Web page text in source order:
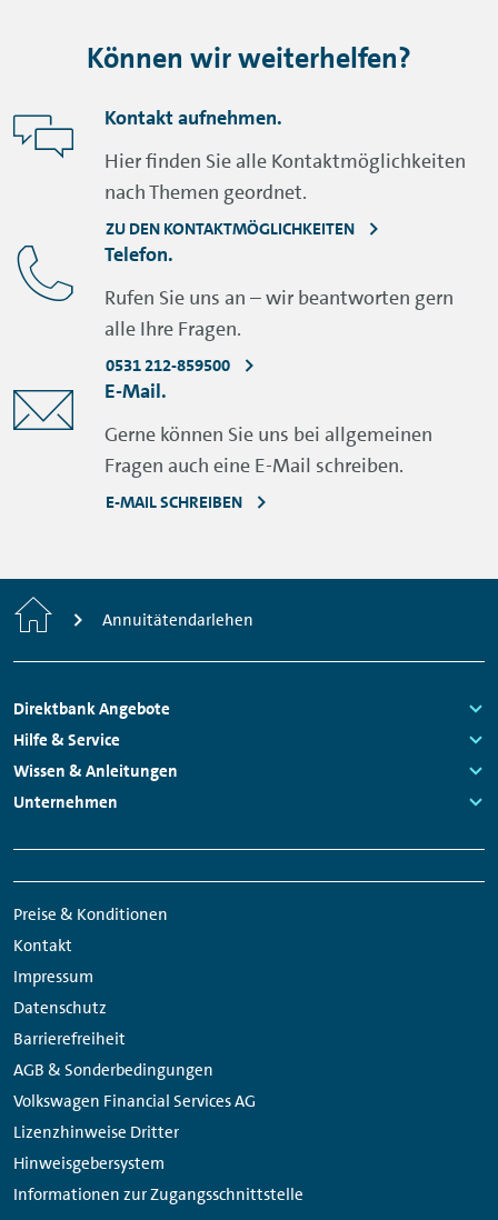
Können wir weiterhelfen?
Kontakt aufnehmen.
Hier finden Sie alle Kontaktmöglichkeiten
nach Themen geordnet.
ZU DEN KONTAKTMÖGLICHKEITEN
Telefon.
Rufen Sie uns an – wir beantworten gern
alle Ihre Fragen.
0531 212-859500
E-Mail.
Gerne können Sie uns bei allgemeinen
Fragen auch eine E-Mail schreiben.
E-MAIL SCHREIBEN
Home Annuitätendarlehen
Footer
Navigation
Direktbank Angebote
Links:
Hilfe & Service
Links:
Wissen & Anleitungen
Links:
Unternehmen
Navigation
Preise & Konditionen
Kontakt
Impressum
Datenschutz
Barrierefreiheit
AGB & Sonderbedingungen
Volkswagen Financial Services AG
Lizenzhinweise Dritter
Hinweisgebersystem
Informationen zur Zugangsschnittstelle
Media
Links